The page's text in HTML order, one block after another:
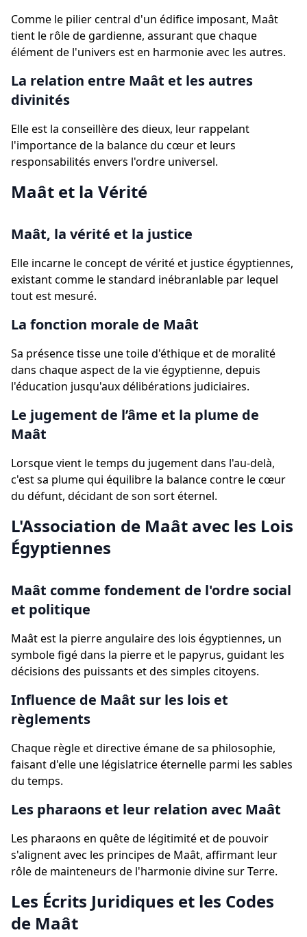
Comme le pilier central d'un édifice imposant, Maât
tient le rôle de gardienne, assurant que chaque
élément de l'univers est en harmonie avec les autres.
La relation entre Maât et les autres
divinités
Elle est la conseillère des dieux, leur rappelant
l'importance de la balance du cœur et leurs
responsabilités envers l'ordre universel.
Maât et la Vérité
Maât, la vérité et la justice
Elle incarne le concept de vérité et justice égyptiennes,
existant comme le standard inébranlable par lequel
tout est mesuré.
La fonction morale de Maât
Sa présence tisse une toile d'éthique et de moralité
dans chaque aspect de la vie égyptienne, depuis
l'éducation jusqu'aux délibérations judiciaires.
Le jugement de l’âme et la plume de
Maât
Lorsque vient le temps du jugement dans l'au-delà,
c'est sa plume qui équilibre la balance contre le cœur
du défunt, décidant de son sort éternel.
L'Association de Maât avec les Lois
Égyptiennes
Maât comme fondement de l'ordre social
et politique
Maât est la pierre angulaire des lois égyptiennes, un
symbole figé dans la pierre et le papyrus, guidant les
décisions des puissants et des simples citoyens.
Influence de Maât sur les lois et
règlements
Chaque règle et directive émane de sa philosophie,
faisant d'elle une législatrice éternelle parmi les sables
du temps.
Les pharaons et leur relation avec Maât
Les pharaons en quête de légitimité et de pouvoir
s'alignent avec les principes de Maât, affirmant leur
rôle de mainteneurs de l'harmonie divine sur Terre.
Les Écrits Juridiques et les Codes
de Maât